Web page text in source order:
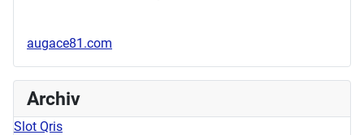
augace81.com
Archiv
Slot Qris